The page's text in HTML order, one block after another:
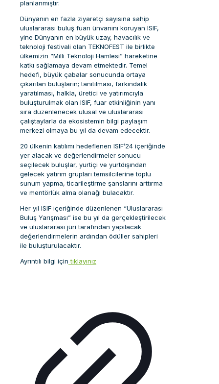
planlanmıştır.
Dünyanın en fazla ziyaretçi sayısına sahip
uluslararası buluş fuarı ünvanını koruyan ISIF,
yine Dünyanın en büyük uzay, havacılık ve
teknoloji festivali olan TEKNOFEST ile birlikte
ülkemizin “Milli Teknoloji Hamlesi” hareketine
katkı sağlamaya devam etmektedir. Temel
hedefi, büyük çabalar sonucunda ortaya
çıkarılan buluşların; tanıtılması, farkındalık
yaratılması, halkla, üretici ve yatırımcıyla
buluşturulmak olan ISIF, fuar etkinliğinin yanı
sıra düzenlenecek ulusal ve uluslararası
çalıştaylarla da ekosistemin bilgi paylaşım
merkezi olmaya bu yıl da devam edecektir.
20 ülkenin katılımı hedeflenen ISIF’24 içeriğinde
yer alacak ve değerlendirmeler sonucu
seçilecek buluşlar, yurtiçi ve yurtdışından
gelecek yatırım grupları temsilcilerine toplu
sunum yapma, ticarileştirme şanslarını arttırma
ve mentörlük alma olanağı bulacaktır.
Her yıl ISIF içeriğinde düzenlenen “Uluslararası
Buluş Yarışması” ise bu yıl da gerçekleştirilecek
ve uluslararası jüri tarafından yapılacak
değerlendirmelerin ardından ödüller sahipleri
ile buluşturulacaktır.
Ayrıntılı bilgi için tıklayınız